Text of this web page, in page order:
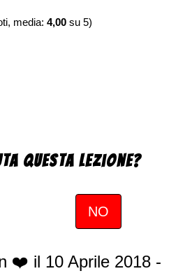
media: 4,00su 5)
questa Lezione?
NO
❤️ il 10 Aprile 2018 -